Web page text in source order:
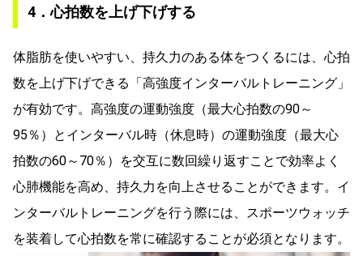
4．心拍数を上げ下げする
体脂肪を使いやすい、持久力のある体をつくるには、心拍
数を上げ下げできる「高強度インターバルトレーニング」
が有効です。高強度の運動強度（最大心拍数の90～
95％）とインターバル時（休息時）の運動強度（最大心
拍数の60～70％）を交互に数回繰り返すことで効率よく
心肺機能を高め、持久力を向上させることができます。イ
ンターバルトレーニングを行う際には、スポーツウォッチ
を装着して心拍数を常に確認することが必須となります。